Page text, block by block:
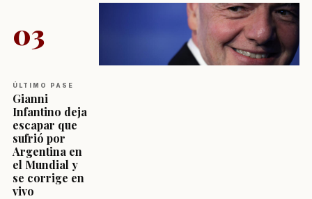
03
ÚLTIMO PASE
Gianni
Infantino deja
escapar que
sufrió por
Argentina en
el Mundial y
se corrige en
vivo